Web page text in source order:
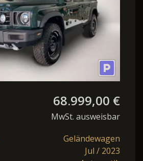
68.999,00 €
MwSt. ausweisbar
Geländewagen
Jul / 2023